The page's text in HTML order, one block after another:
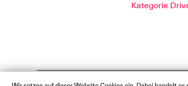
Kategorie